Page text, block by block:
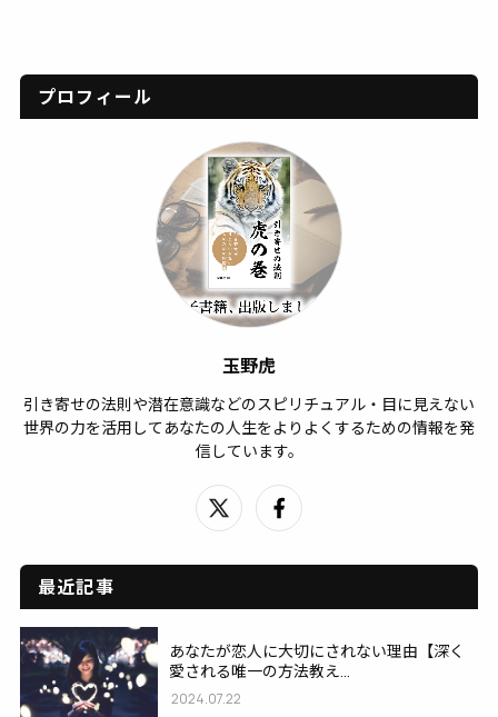
プロフィール
玉野虎
引き寄せの法則や潜在意識などのスピリチュアル・目に見えない
世界の力を活用してあなたの人生をよりよくするための情報を発
信しています。
最近記事
あなたが恋人に大切にされない理由【深く
愛される唯一の方法教え...
2024.07.22